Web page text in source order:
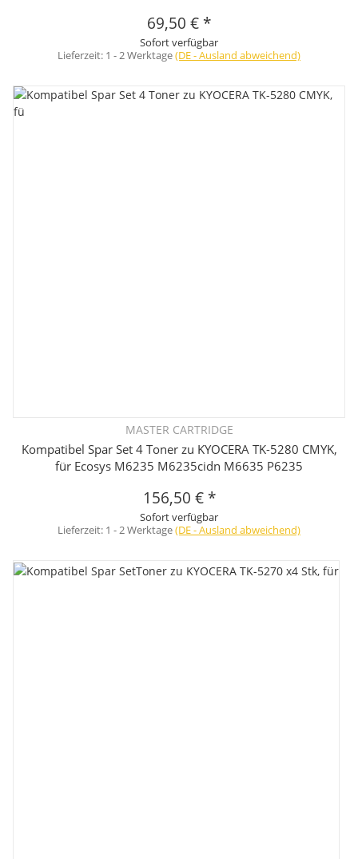
69,50 € *
Sofort verfügbar
Lieferzeit: 1 - 2 Werktage(DE - Ausland abweichend)
MASTER CARTRIDGE
Kompatibel Spar Set 4 Toner zu KYOCERA TK-5280 CMYK,
für Ecosys M6235 M6235cidn M6635 P6235
156,50 € *
Sofort verfügbar
Lieferzeit: 1 - 2 Werktage(DE - Ausland abweichend)